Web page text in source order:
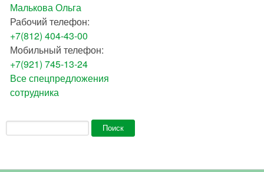
Малькова Ольга
Рабочий телефон:
+7(812) 404-43-00
Мобильный телефон:
+7(921) 745-13-24
Все спецпредложения
сотрудника
Форма поиска
Поиск